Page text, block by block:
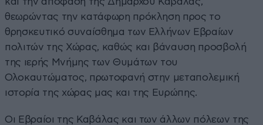
θεωρώντας την κατάφωρη πρόκληση προς το
θρησκευτικό συναίσθημα των Ελλήνων Εβραίων
πολιτών της Χώρας, καθώς και βάναυση προσβολή
της ιερής Μνήμης των Θυμάτων του
Ολοκαυτώματος, πρωτοφανή στην μεταπολεμική
ιστορία της χώρας μας και της Ευρώπης.
Οι Εβραίοι της Καβάλας και των άλλων πόλεων της